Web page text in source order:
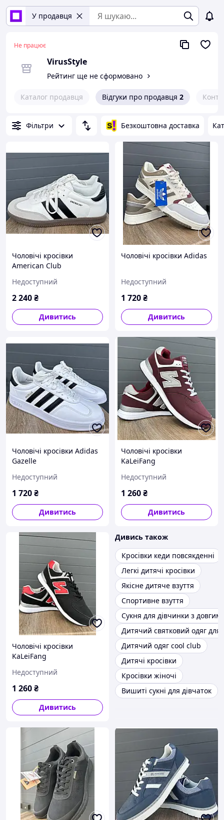
У продавця
Не працює
VirusStyle
Рейтинг ще не сформовано
Каталог продавця Відгуки про продавця 2
Фільтри Безкоштовна доставка
Чоловічі кросівки
American Club
Недоступний
2 240₴
Дивитись
Чоловічі кросівки Adidas
Недоступний
1 720₴
Дивитись
Чоловічі кросівки Adidas
Gazelle
Недоступний
1 720₴
Дивитись
Чоловічі кросівки
KaLeiFang
Недоступний
1 260₴
Дивитись
Чоловічі кросівки
KaLeiFang
Недоступний
1 260₴
Дивитись
Дивись також
Кросівки кеди повсякденні
Легкі дитячі кросівки
Якісне дитяче взуття
Спортивне взуття
Сукня для дівчинки з довгим
Дитячий святковий одяг для
Дитячий одяг cool club
Дитячі кросівки
Кросівки жіночі
Вишиті сукні для дівчаток